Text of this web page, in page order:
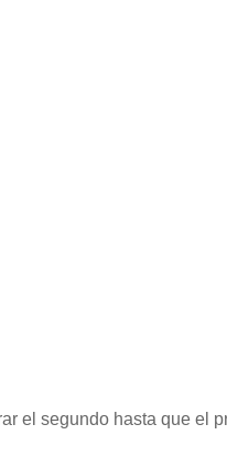
el segundo hasta que el